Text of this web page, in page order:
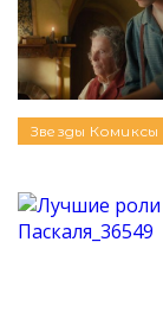
Звезды Комиксы